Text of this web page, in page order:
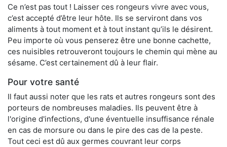
Ce n’est pas tout ! Laisser ces rongeurs vivre avec vous,
c’est accepté d’être leur hôte. Ils se serviront dans vos
aliments à tout moment et à tout instant qu’ils le désirent.
Peu importe où vous penserez être une bonne cachette,
ces nuisibles retrouveront toujours le chemin qui mène au
sésame. C’est certainement dû à leur flair.
Pour votre santé
Il faut aussi noter que les rats et autres rongeurs sont des
porteurs de nombreuses maladies. Ils peuvent être à
l'origine d'infections, d'une éventuelle insuffisance rénale
en cas de morsure ou dans le pire des cas de la peste.
Tout ceci est dû aux germes couvrant leur corps